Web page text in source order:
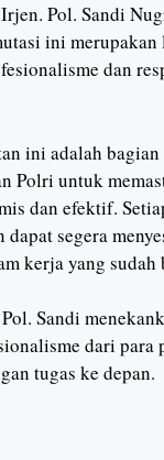
Pol. Sandi
ini
dan
ini adalah
Polri untuk
dan efektif.
segera
kerja yang sudah
Sandi
dari para
tugas ke depan.